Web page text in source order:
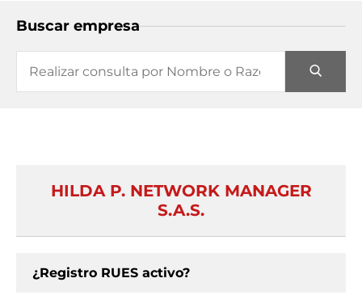
Buscar empresa
HILDA P. NETWORK MANAGER
S.A.S.
¿Registro RUES activo?